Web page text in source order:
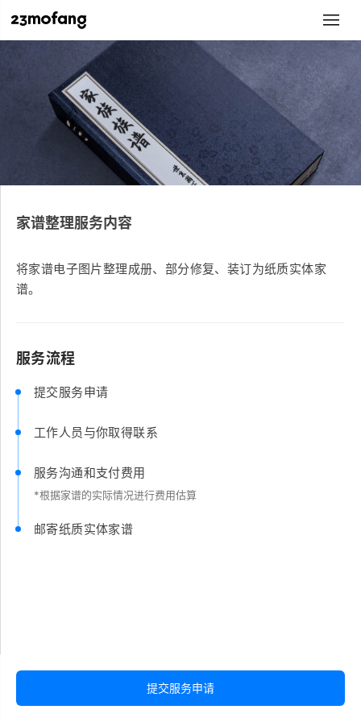
家谱整理服务内容
将家谱电子图片整理成册、部分修复、装订为纸质实体家
谱。
服务流程
提交服务申请
工作人员与你取得联系
服务沟通和支付费用
*根据家谱的实际情况进行费用估算
邮寄纸质实体家谱
提交服务申请